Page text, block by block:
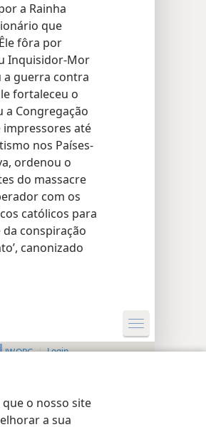
o nosso site
a sua
a Rainha
que
fôra por
Inquisidor-Mor
a guerra contra
fortaleceu o
a Congregação
impressores até
nos Países-
ordenou o
do massacre
com os
católicos para
conspiração
canonizado
JW.ORG Login